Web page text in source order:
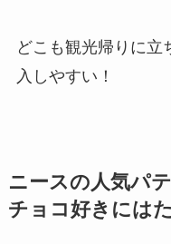
どこも観光帰りに立
入しやすい！
ニースの人気パ
チョコ好きには